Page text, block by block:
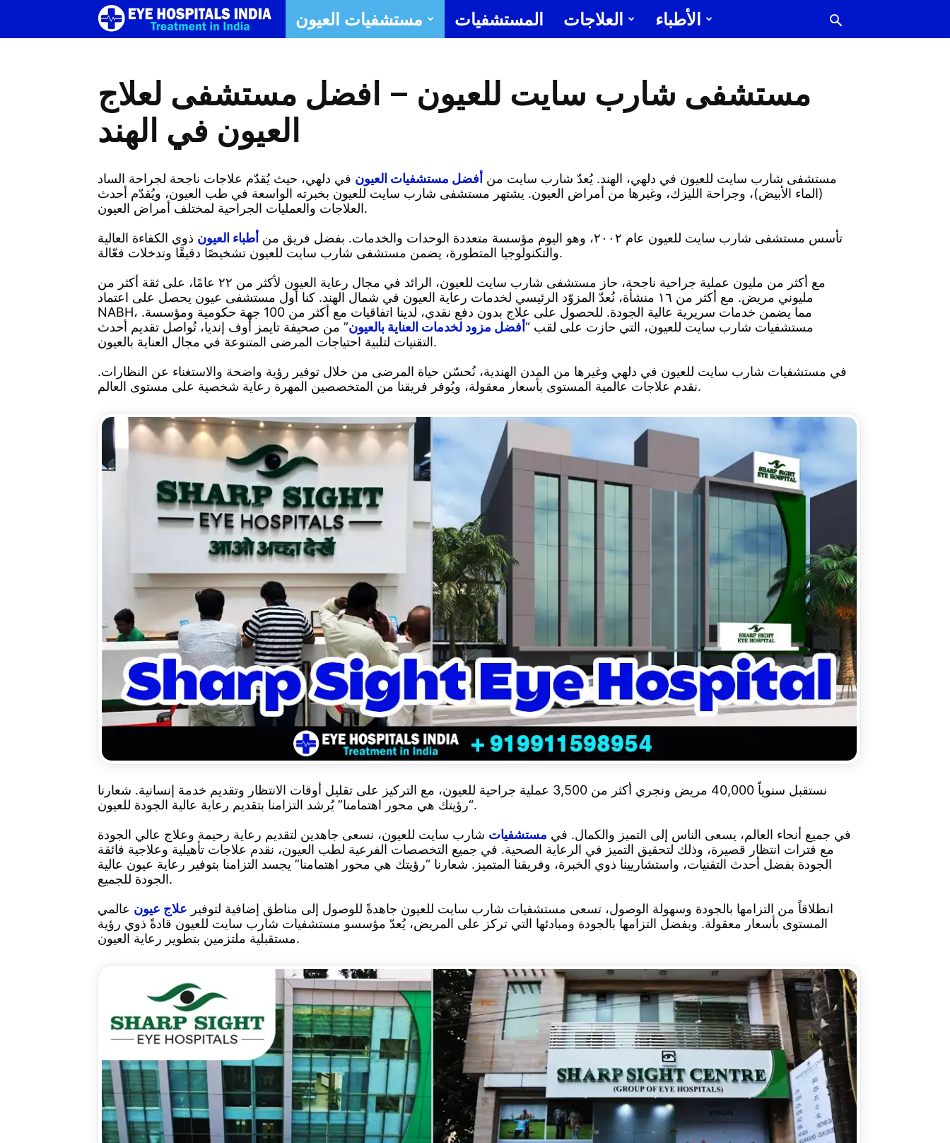
أفضل
للعيون
في
الهند
مستشفى
وطب
العيون
في
دلهي،
مستشفيات العيون المستشفيات العلاجات
الأطباء
مستشفى شارب سايت للعيون – افضل مستشفى لعلاج
العيون في الهند
مستشفى شارب سايت للعيون في دلهي، الهند. يُعدّ شارب سايت من أفضل مستشفيات العيون في دلهي، حيث يُقدّم علاجات ناجحة لجراحة الساد
(الماء الأبيض)، وجراحة الليزك، وغيرها من أمراض العيون. يشتهر مستشفى شارب سايت للعيون بخبرته الواسعة في طب العيون، ويُقدّم أحدث
العلاجات والعمليات الجراحية لمختلف أمراض العيون.
تأسس مستشفى شارب سايت للعيون عام ٢٠٠٢، وهو اليوم مؤسسة متعددة الوحدات والخدمات. بفضل فريق من
أطباء العيون ذوي الكفاءة العالية
والتكنولوجيا المتطورة، يضمن مستشفى شارب سايت للعيون تشخيصًا دقيقًا وتدخلات فعّالة.
مع أكثر من مليون عملية جراحية ناجحة، حاز مستشفى شارب سايت للعيون، الرائد في مجال رعاية العيون لأكثر من ٢٢ عامًا، على ثقة أكثر من
مليوني مريض. مع أكثر من ١٦ منشأة، نُعدّ المزوّد الرئيسي لخدمات رعاية العيون في شمال الهند. كنا أول مستشفى عيون يحصل على اعتماد
NABH، مما يضمن خدمات سريرية عالية الجودة. للحصول على علاج بدون دفع نقدي، لدينا اتفاقيات مع أكثر من 100 جهة حكومية ومؤسسة.
مستشفيات شارب سايت للعيون، التي حازت على لقب “أفضل مزود لخدمات العناية بالعيون” من صحيفة تايمز أوف إنديا، تُواصل تقديم أحدث
التقنيات لتلبية احتياجات المرضى المتنوعة في مجال العناية بالعيون.
في مستشفيات شارب سايت للعيون في دلهي وغيرها من المدن الهندية، نُحسّن حياة المرضى من خلال توفير رؤية واضحة والاستغناء عن النظارات.
نقدم علاجات عالمية المستوى بأسعار معقولة، ويُوفر فريقنا من المتخصصين المهرة رعاية شخصية على مستوى العالم.
نستقبل سنوياً 40,000 مريض ونجري أكثر من 3,500 عملية جراحية للعيون، مع التركيز على تقليل أوقات الانتظار وتقديم خدمة إنسانية. شعارنا
“رؤيتك هي محور اهتمامنا” يُرشد التزامنا بتقديم رعاية عالية الجودة للعيون.
في جميع أنحاء العالم، يسعى الناس إلى التميز والكمال. في مستشفيات شارب سايت للعيون، نسعى جاهدين لتقديم رعاية رحيمة وعلاج عالي الجودة
مع فترات انتظار قصيرة، وذلك لتحقيق التميز في الرعاية الصحية. في جميع التخصصات الفرعية لطب العيون، نقدم علاجات تأهيلية وعلاجية فائقة
الجودة بفضل أحدث التقنيات، واستشاريينا ذوي الخبرة، وفريقنا المتميز. شعارنا “رؤيتك هي محور اهتمامنا” يجسد التزامنا بتوفير رعاية عيون عالية
الجودة للجميع.
انطلاقاً من التزامها بالجودة وسهولة الوصول، تسعى مستشفيات شارب سايت للعيون جاهدةً للوصول إلى مناطق إضافية لتوفير علاج عيون عالمي
المستوى بأسعار معقولة. وبفضل التزامها بالجودة ومبادئها التي تركز على المريض، يُعدّ مؤسسو مستشفيات شارب سايت للعيون قادةً ذوي رؤية
مستقبلية ملتزمين بتطوير رعاية العيون.